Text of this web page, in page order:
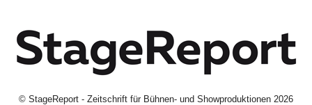
© StageReport - Zeitschrift für Bühnen- und Showproduktionen 2026